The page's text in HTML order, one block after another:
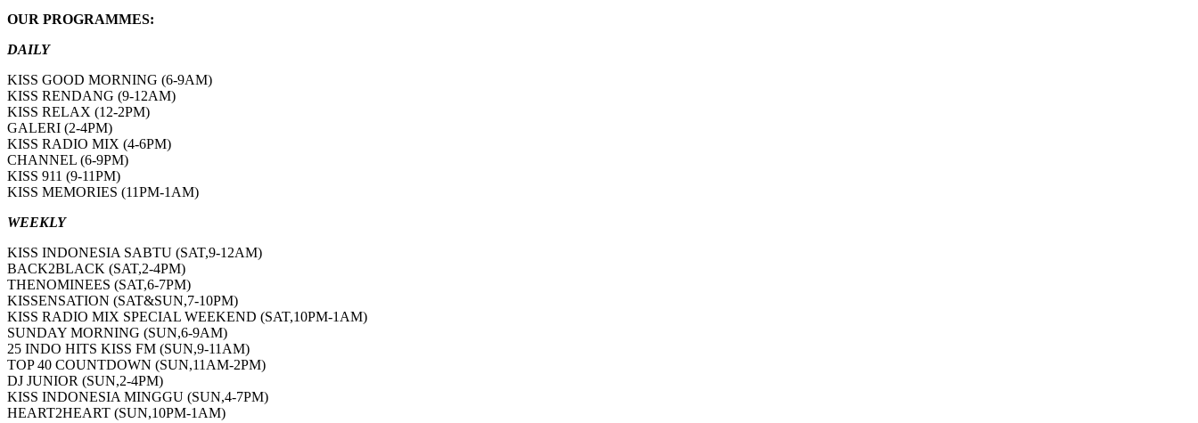
OUR PROGRAMMES:
DAILY
KISS GOOD MORNING (6-9AM)
KISS RENDANG (9-12AM)
KISS RELAX (12-2PM)
GALERI (2-4PM)
KISS RADIO MIX (4-6PM)
CHANNEL (6-9PM)
KISS 911 (9-11PM)
KISS MEMORIES (11PM-1AM)
WEEKLY
KISS INDONESIA SABTU (SAT,9-12AM)
BACK2BLACK (SAT,2-4PM)
THENOMINEES (SAT,6-7PM)
KISSENSATION (SAT&SUN,7-10PM)
KISS RADIO MIX SPECIAL WEEKEND (SAT,10PM-1AM)
SUNDAY MORNING (SUN,6-9AM)
25 INDO HITS KISS FM (SUN,9-11AM)
TOP 40 COUNTDOWN (SUN,11AM-2PM)
DJ JUNIOR (SUN,2-4PM)
KISS INDONESIA MINGGU (SUN,4-7PM)
HEART2HEART (SUN,10PM-1AM)